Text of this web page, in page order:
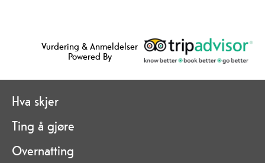
Vurdering & Anmeldelser
Powered By
Hva skjer
Ting å gjøre
Overnatting